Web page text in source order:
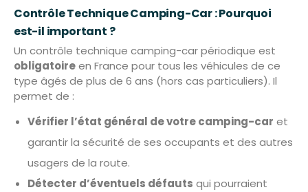
Contrôle Technique Camping-Car : Pourquoi
est-il important ?
Un contrôle technique camping-car périodique est
obligatoireen France pour tous les véhicules de ce
type âgés de plus de 6 ans (hors cas particuliers). Il
permet de :
Vérifier l’état général de votre camping-car et
garantir la sécurité de ses occupants et des autres
usagers de la route.
Détecter d’éventuels défauts qui pourraient